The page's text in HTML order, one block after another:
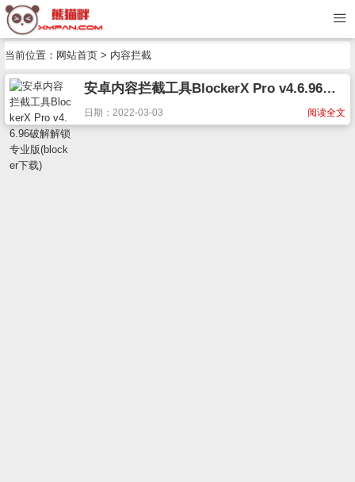
当前位置： 网站首页 > 内容拦截
安卓内容拦截工具BlockerX Pro v4.6.96破解解锁专业版(blocker下载)
阅读全文
日期：2022-03-03